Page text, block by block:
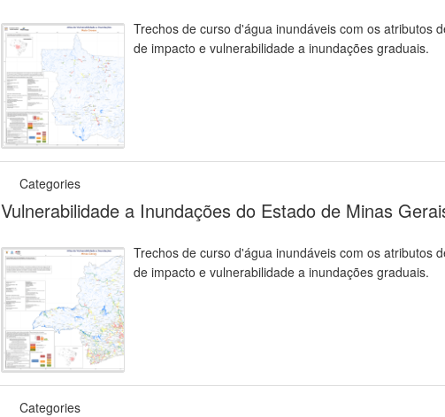
Trechos de curso d'água inundáveis com os atributos
de impacto e vulnerabilidade a inundações graduais.
Categories
Vulnerabilidade a Inundações do Estado de Minas
Trechos de curso d'água inundáveis com os atributos
de impacto e vulnerabilidade a inundações graduais.
Categories